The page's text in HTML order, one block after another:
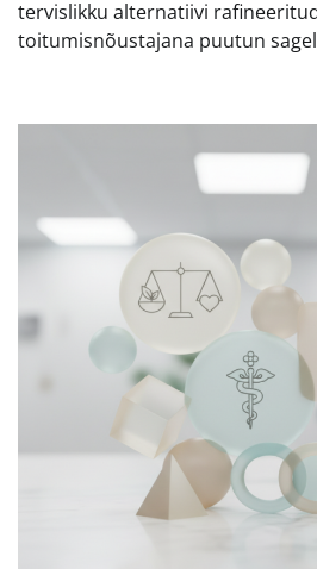
tervislikku alternatiivi
toitumisnõustajana puutun